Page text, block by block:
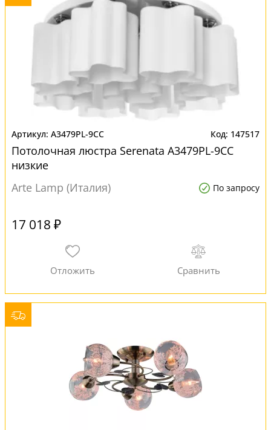
A3479PL-9CC 147517
Потолочная люстра Serenata A3479PL-9CC
низкие
Arte Lamp (Италия)
По запросу
17 018 ₽